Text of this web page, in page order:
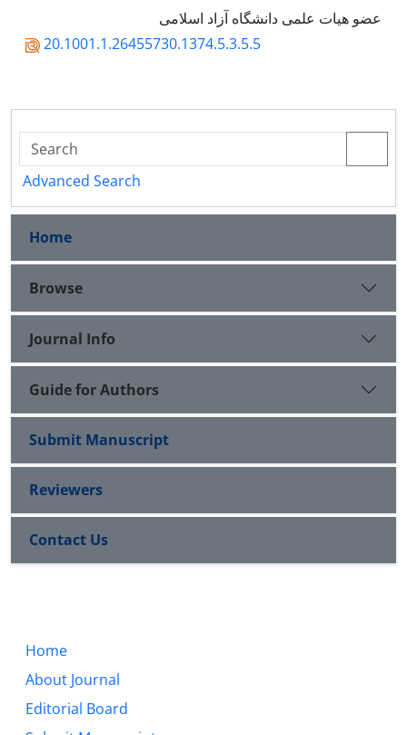
عضو هیات علمی دانشگاه آزاد اسلامی
20.1001.1.26455730.1374.5.3.5.5
Advanced Search
Home
Browse
Journal Info
Guide for Authors
Submit Manuscript
Reviewers
Contact Us
Home
About Journal
Editorial Board